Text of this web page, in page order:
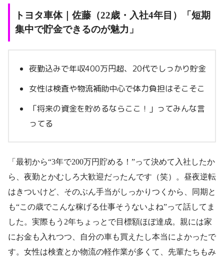
トヨタ車体｜佐藤（22歳・入社4年目）「短期
集中で貯金できるのが魅力」
夜勤込みで年収400万円超、20代でしっかり貯金
女性は検査や物流補助中心で体力負担はそこそこ
「将来の資金を貯めるならここ！」ってみんな言
ってる
「最初から“3年で200万円貯める！”って決めて入社したか
ら、夜勤とかむしろ大歓迎だったんです（笑）。昼夜逆転
はきついけど、そのぶん手当がしっかりつくから、同期と
も“この歳でこんな稼げる仕事そうないよね”って話してま
した。実際もう2年ちょっとで目標額ほぼ達成。親には家
にお金も入れつつ、自分の車も買えたし本当によかったで
す。女性は検査とか物流の軽作業が多くて、先輩たちもみ